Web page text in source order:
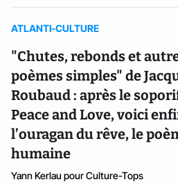
ATLANTI-CULTURE
"Chutes, rebonds et
poèmes simples" de
Roubaud : après le
Peace and Love, voici
l’ouragan du rêve, le
humaine
Yann Kerlau pour Culture-Tops